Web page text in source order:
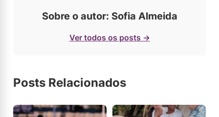
Sobre o autor: Sofia Almeida
Ver todos os posts →
Posts Relacionados